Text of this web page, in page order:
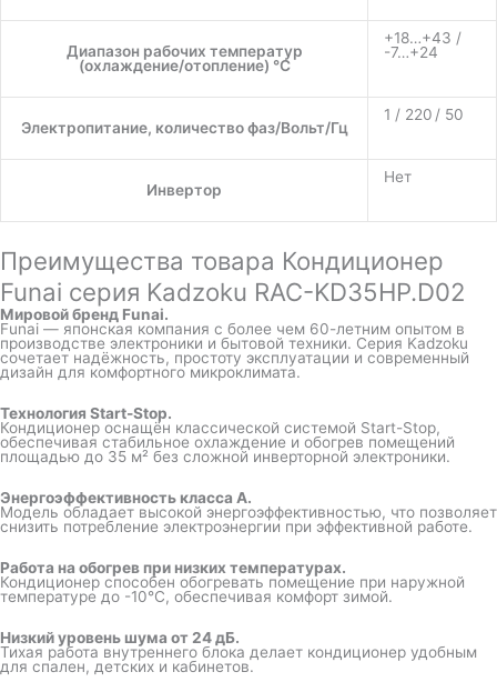
Диапазон рабочих температур
(охлаждение/отопление) °C
+18…+43 /
-7…+24
Электропитание, количество фаз/Вольт/Гц
1 / 220 / 50
Инвертор
Нет
Преимущества товара Кондиционер
Funai серия Kadzoku RAC-KD35HP.D02
Мировой бренд Funai.
Funai — японская компания с более чем 60-летним опытом в
производстве электроники и бытовой техники. Серия Kadzoku
сочетает надёжность, простоту эксплуатации и современный
дизайн для комфортного микроклимата.
Технология Start-Stop.
Кондиционер оснащён классической системой Start-Stop,
обеспечивая стабильное охлаждение и обогрев помещений
площадью до 35 м² без сложной инверторной электроники.
Энергоэффективность класса A.
Модель обладает высокой энергоэффективностью, что позволяет
снизить потребление электроэнергии при эффективной работе.
Работа на обогрев при низких температурах.
Кондиционер способен обогревать помещение при наружной
температуре до -10°C, обеспечивая комфорт зимой.
Низкий уровень шума от 24 дБ.
Тихая работа внутреннего блока делает кондиционер удобным
для спален, детских и кабинетов.